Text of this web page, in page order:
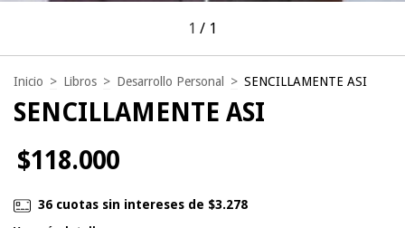
1 / 1
Inicio > Libros > Desarrollo Personal > SENCILLAMENTE ASI
SENCILLAMENTE ASI
$118.000
36 cuotas sin intereses de $3.278